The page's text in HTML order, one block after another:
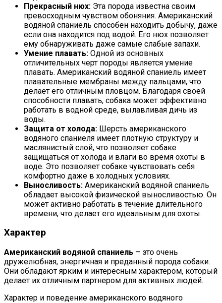
Прекрасный нюх: Эта порода известна своим
превосходным чувством обоняния. Американский
водяной спаниель способен находить добычу, даже
если она находится под водой. Его нюх позволяет
ему обнаруживать даже самые слабые запахи.
Умение плавать: Одной из основных
отличительных черт породы является умение
плавать. Американский водяной спаниель имеет
плавательные мембраны между пальцами, что
делает его отличным пловцом. Благодаря своей
способности плавать, собака может эффективно
работать в водной среде, вылавливая дичь из
воды.
Защита от холода: Шерсть американского
водяного спаниеля имеет плотную структуру и
маслянистый слой, что позволяет собаке
защищаться от холода и влаги во время охоты в
воде. Это позволяет собаке чувствовать себя
комфортно даже в холодных условиях.
Выносливость: Американский водяной спаниель
обладает высокой физической выносливостью. Он
может активно работать в течение длительного
времени, что делает его идеальным для охоты.
Характер
Американский водяной спаниель – это очень
дружелюбная, энергичная и преданный порода собаки.
Они обладают ярким и интересным характером, который
делает их отличным партнером для активных людей.
Характер и поведение американского водяного